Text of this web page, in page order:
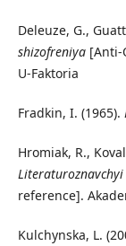
Deleuze, G.,
shizofreniya [Anti-
U-Faktoria
Fradkin, I. (1965).
Hromiak, R.,
reference].
Kulchynska, L.